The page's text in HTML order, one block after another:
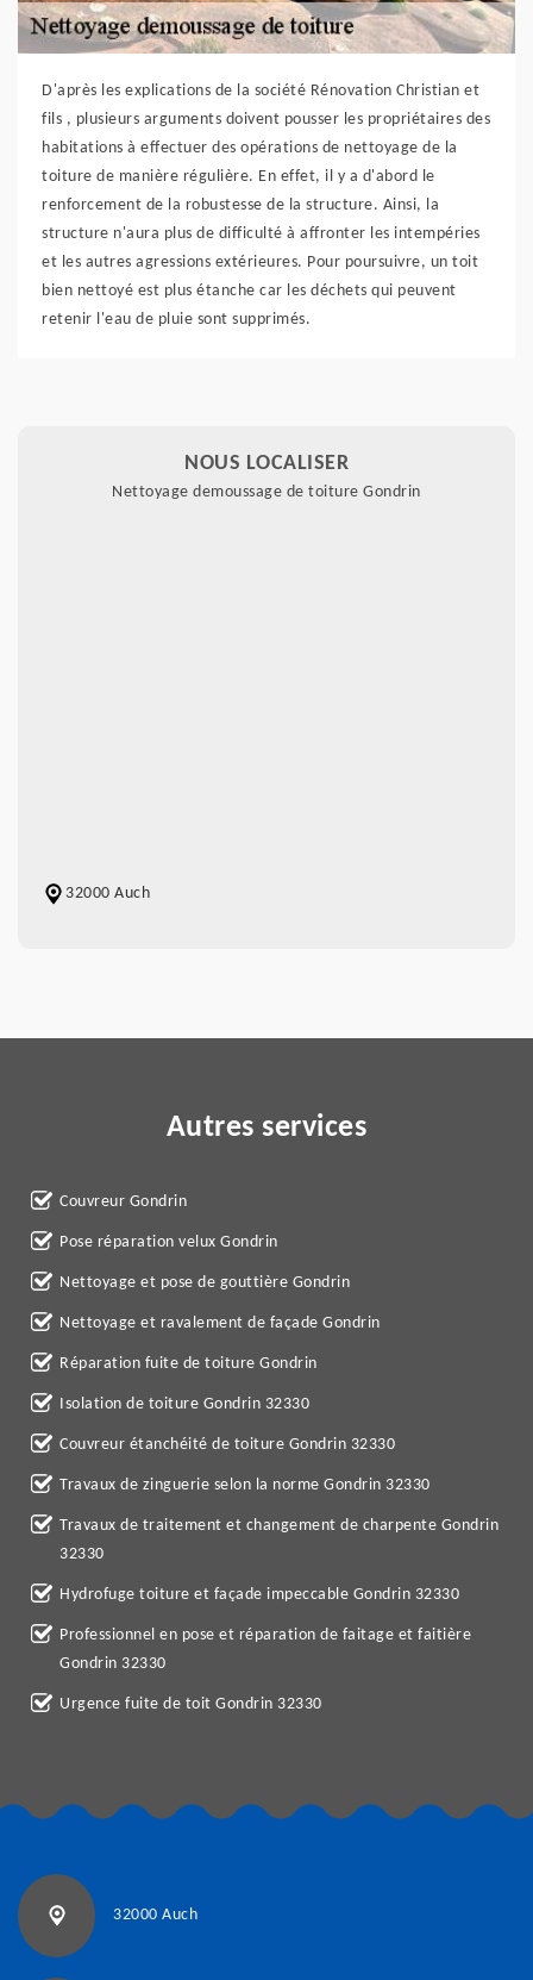
D'après les explications de la société Rénovation Christian et
fils , plusieurs arguments doivent pousser les propriétaires des
habitations à effectuer des opérations de nettoyage de la
toiture de manière régulière. En effet, il y a d'abord le
renforcement de la robustesse de la structure. Ainsi, la
structure n'aura plus de difficulté à affronter les intempéries
et les autres agressions extérieures. Pour poursuivre, un toit
bien nettoyé est plus étanche car les déchets qui peuvent
retenir l'eau de pluie sont supprimés.
NOUS LOCALISER
Nettoyage demoussage de toiture Gondrin
32000 Auch
Autres services
Couvreur Gondrin
Pose réparation velux Gondrin
Nettoyage et pose de gouttière Gondrin
Nettoyage et ravalement de façade Gondrin
Réparation fuite de toiture Gondrin
Isolation de toiture Gondrin 32330
Couvreur étanchéité de toiture Gondrin 32330
Travaux de zinguerie selon la norme Gondrin 32330
Travaux de traitement et changement de charpente Gondrin
32330
Hydrofuge toiture et façade impeccable Gondrin 32330
Professionnel en pose et réparation de faitage et faitière
Gondrin 32330
Urgence fuite de toit Gondrin 32330
32000 Auch